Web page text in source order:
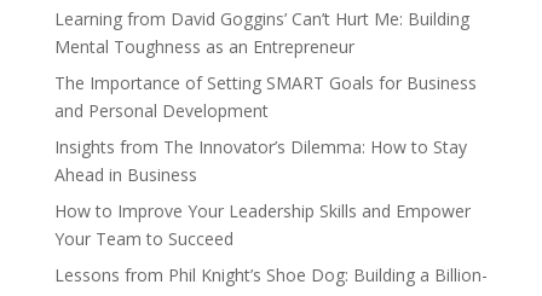
Learning from David Goggins’ Can’t Hurt Me: Building
Mental Toughness as an Entrepreneur
The Importance of Setting SMART Goals for Business
and Personal Development
Insights from The Innovator’s Dilemma: How to Stay
Ahead in Business
How to Improve Your Leadership Skills and Empower
Your Team to Succeed
Lessons from Phil Knight’s Shoe Dog: Building a Billion-